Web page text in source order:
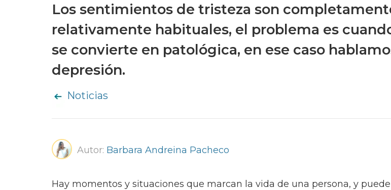
Los sentimientos de tristeza son
relativamente habituales, el problema es
se convierte en patológica, en ese caso
depresión.
Noticias
Autor: Barbara Andreina Pacheco
Hay momentos y situaciones que marcan la vida de una persona, y